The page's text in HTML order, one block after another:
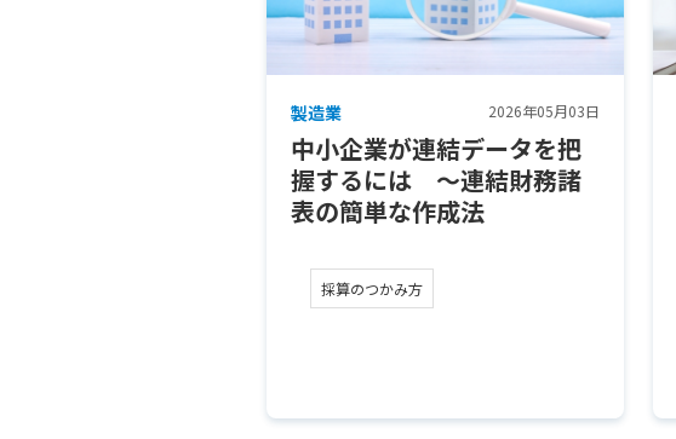
製造業 2026年05月03日
中小企業が連結データを把
握するには ～連結財務諸
表の簡単な作成法
採算のつかみ方